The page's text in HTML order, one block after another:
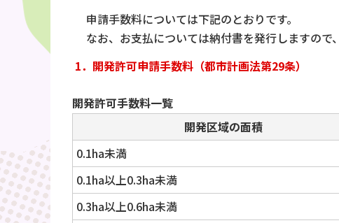
申請手数料については下記のとおりです。
なお、お支払については納付書を発行しますので
1．開発許可申請手数料（都市計画法第29条）
開発許可手数料一覧
開発区域の面積
0.1ha未満
0.1ha以上0.3ha未満
0.3ha以上0.6ha未満